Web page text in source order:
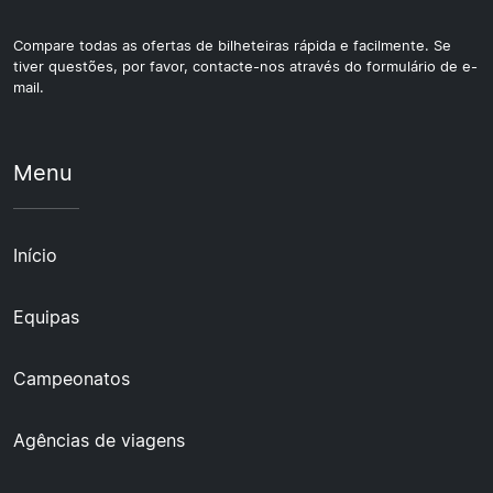
Compare todas as ofertas de bilheteiras rápida e facilmente. Se
tiver questões, por favor, contacte-nos através do formulário de e-
mail.
Menu
Início
Equipas
Campeonatos
Agências de viagens